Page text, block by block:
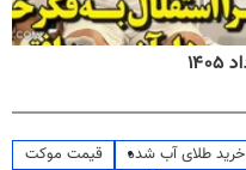
خرید طلای آب شده
قیمت موکت